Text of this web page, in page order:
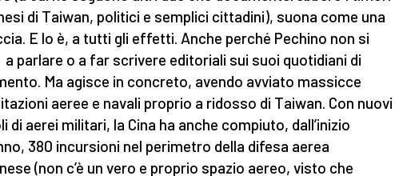
di Taiwan, politici e semplici cittadini), suona come una
E lo è, a tutti gli effetti. Anche perché Pechino non si
parlare o a far scrivere editoriali sui suoi quotidiani di
Ma agisce in concreto, avendo avviato massicce
aeree e navali proprio a ridosso di Taiwan. Con nuovi
di aerei militari, la Cina ha anche compiuto, dall’inizio
380 incursioni nel perimetro della difesa aerea
(non c’è un vero e proprio spazio aereo, visto che